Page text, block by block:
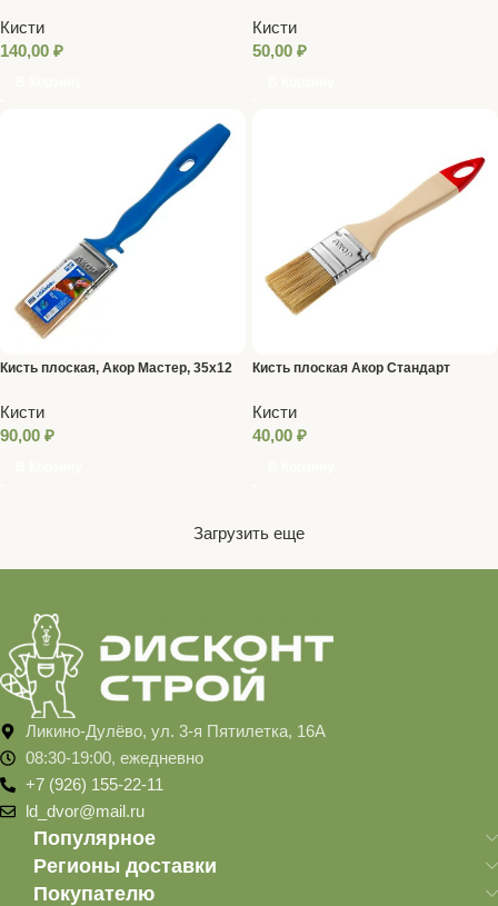
Кисти
140,00 ₽
Кисти
50,00 ₽
Кисть плоская, Акор Мастер, 35х12
Кисти
90,00 ₽
Кисть плоская Акор Стандарт
ручка, 35 x 8 мм
Кисти
40,00 ₽
Загрузить еще
Ликино-Дулёво, ул. 3-я Пятилетка, 16А
08:30-19:00, ежедневно
+7 (926) 155-22-11
ld_dvor@mail.ru
Популярное
Регионы доставки
Покупателю